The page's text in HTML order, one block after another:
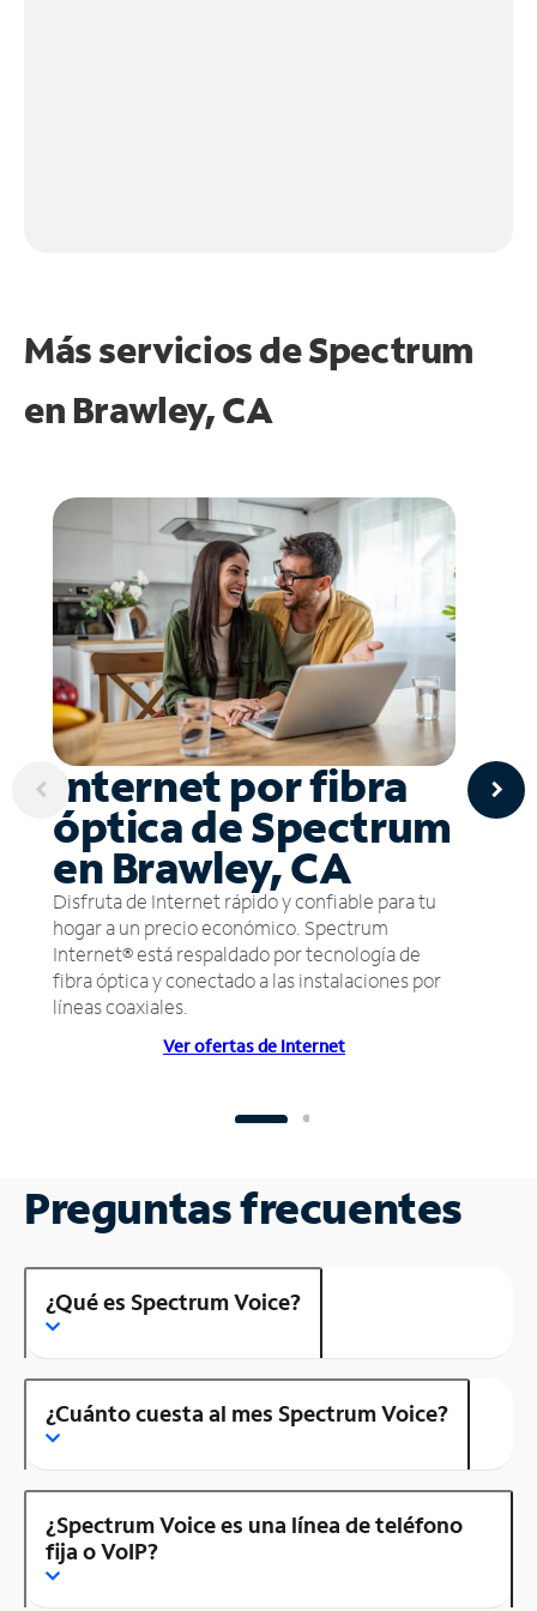
Más servicios de Spectrum
en Brawley, CA
Internet por fibra
óptica de Spectrum
en Brawley, CA
Disfruta de Internet rápido y confiable para tu
hogar a un precio económico. Spectrum
Internet® está respaldado por tecnología de
fibra óptica y conectado a las instalaciones por
líneas coaxiales.
Ver ofertas de Internet
Preguntas frecuentes
¿Qué es Spectrum Voice?
¿Cuánto cuesta al mes Spectrum Voice?
¿Spectrum Voice es una línea de teléfono
fija o VoIP?